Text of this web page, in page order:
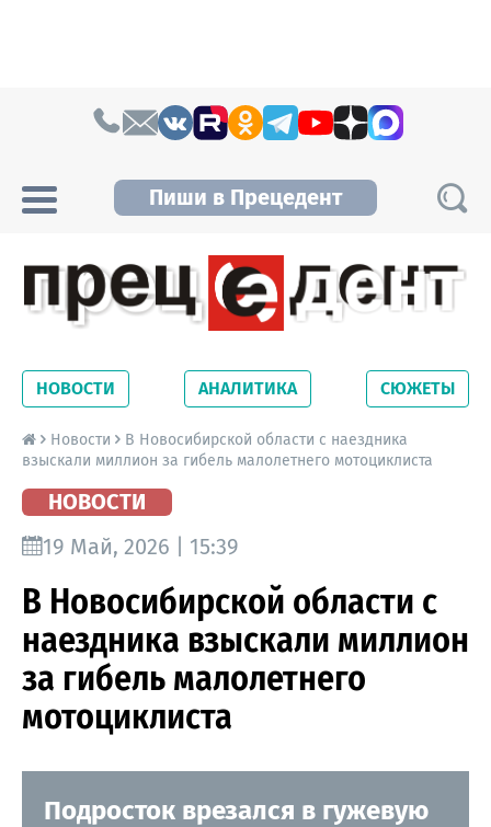
Пиши в Прецедент
Новосибирской области. Читайте свежие
новости на сайте сетевого издания
Precedent.
НОВОСТИ АНАЛИТИКА СЮЖЕТЫ
Новости
В Новосибирской области с наездника
взыскали миллион за гибель малолетнего мотоциклиста
НОВОСТИ
19 Май, 2026 | 15:39
В Новосибирской области с
наездника взыскали миллион
за гибель малолетнего
мотоциклиста
Подросток врезался в гужевую